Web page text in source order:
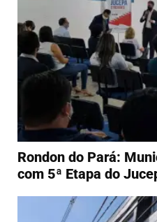
Rondon do Pará:
com 5ª Etapa do